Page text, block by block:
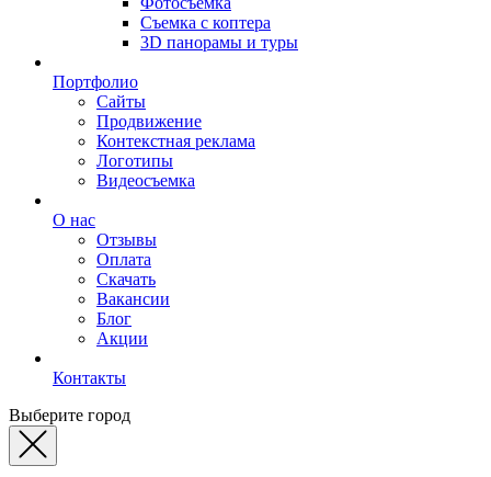
Съемка с коптера
3D панорамы и туры
Портфолио
Сайты
Продвижение
Контекстная реклама
Логотипы
Видеосъемка
О нас
Отзывы
Оплата
Скачать
Вакансии
Блог
Акции
Контакты
Выберите город